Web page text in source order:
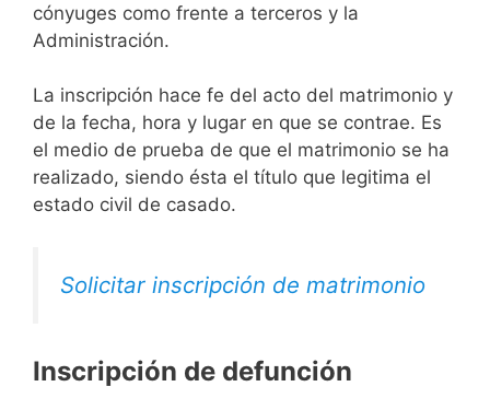
cónyuges como frente a terceros y la
Administración.
La inscripción hace fe del acto del matrimonio y
de la fecha, hora y lugar en que se contrae. Es
el medio de prueba de que el matrimonio se ha
realizado, siendo ésta el título que legitima el
estado civil de casado.
Solicitar inscripción de matrimonio
Inscripción de defunción